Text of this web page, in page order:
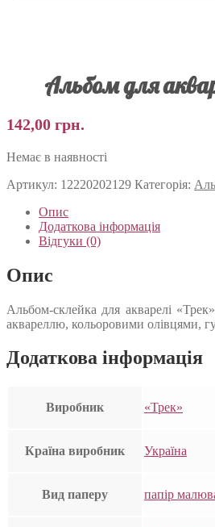
Альбом для
142,00 грн.
Немає в наявності
Артикул: 12220202129 Категорія:
Опис
Додаткова інформація
Відгуки (0)
Опис
Альбом-склейка для акварелі
аквареллю, кольоровими олівцями,
Додаткова інформація
Виробник «Трек»
Країна виробник Україна
Вид паперу папір